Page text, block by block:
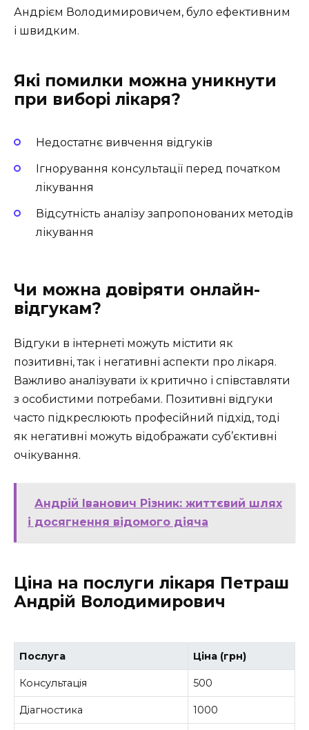
Андрієм Володимировичем, було ефективним
і швидким.
Які помилки можна уникнути
при виборі лікаря?
Недостатнє вивчення відгуків
Ігнорування консультації перед початком
лікування
Відсутність аналізу запропонованих методів
лікування
Чи можна довіряти онлайн-
відгукам?
Відгуки в інтернеті можуть містити як
позитивні, так і негативні аспекти про лікаря.
Важливо аналізувати їх критично і співставляти
з особистими потребами. Позитивні відгуки
часто підкреслюють професійний підхід, тоді
як негативні можуть відображати суб’єктивні
очікування.
Андрій Іванович Різник: життєвий шлях
і досягнення відомого діяча
Ціна на послуги лікаря Петраш
Андрій Володимирович
Послуга Ціна (грн)
Консультація 500
Діагностика 1000